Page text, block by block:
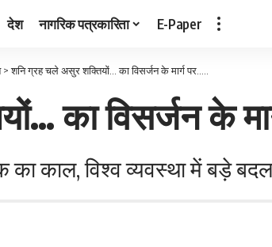
देश नागरिक पत्रकारिता E-Paper
>शनि ग्रह चले असुर शक्तियों… का विसर्जन के मार्ग पर…..
का विसर्जन के
काल, विश्व व्यवस्था में बड़े